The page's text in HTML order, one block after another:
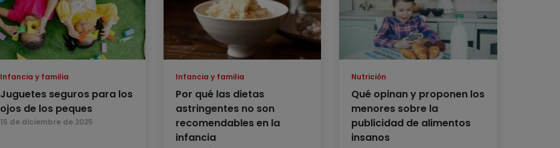
Infancia y familia
Juguetes seguros para los
ojos de los peques
15 de diciembre de 2025
Infancia y familia
Por qué las dietas
astringentes no son
recomendables en la
infancia
Nutrición
Qué opinan y proponen los
menores sobre la
publicidad de alimentos
insanos